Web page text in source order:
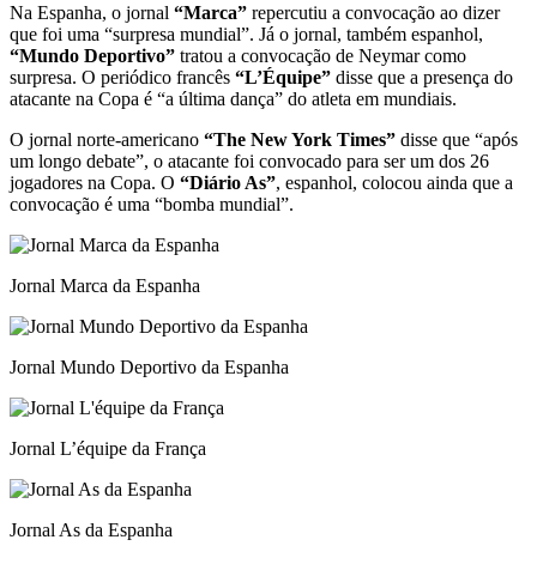
Na Espanha, o jornal “Marca” repercutiu a convocação ao dizer
que foi uma “surpresa mundial”. Já o jornal, também espanhol,
“Mundo Deportivo” tratou a convocação de Neymar como
surpresa. O periódico francês “L’Équipe” disse que a presença do
atacante na Copa é “a última dança” do atleta em mundiais.
O jornal norte-americano “The New York Times” disse que “após
um longo debate”, o atacante foi convocado para ser um dos 26
jogadores na Copa. O “Diário As”, espanhol, colocou ainda que a
convocação é uma “bomba mundial”.
Jornal Marca da Espanha
Jornal Mundo Deportivo da Espanha
Jornal L’équipe da França
Jornal As da Espanha